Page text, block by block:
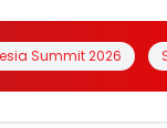
Summit 2026